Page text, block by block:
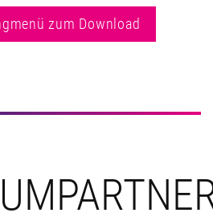
zum Download